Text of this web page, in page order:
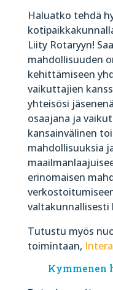
Haluatko tehdä
Liity Rotaryyn!
mahdollisuuden
kehittämiseen
vaikuttajien
yhteisösi
osaajana ja
kansainvälinen
mahdollisuuksia
erinomaisen
valtakunnallisesti
Tutustu myös
toimintaan,
Kymmenen